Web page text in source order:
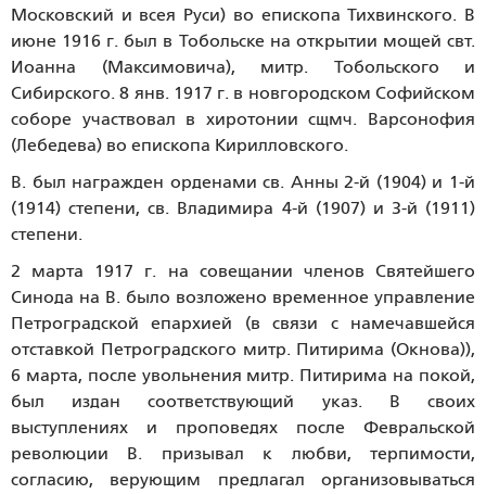
Московский и всея Руси) во епископа Тихвинского. В
июне 1916 г. был в Тобольске на открытии мощей свт.
Иоанна (Максимовича), митр. Тобольского и
Сибирского. 8 янв. 1917 г. в новгородском Софийском
соборе участвовал в хиротонии сщмч. Варсонофия
(Лебедева) во епископа Кирилловского.
В. был награжден орденами св. Анны 2-й (1904) и 1-й
(1914) степени, св. Владимира 4-й (1907) и 3-й (1911)
степени.
2 марта 1917 г. на совещании членов Святейшего
Синода на В. было возложено временное управление
Петроградской епархией (в связи с намечавшейся
отставкой Петроградского митр. Питирима (Окнова)),
6 марта, после увольнения митр. Питирима на покой,
был издан соответствующий указ. В своих
выступлениях и проповедях после Февральской
революции В. призывал к любви, терпимости,
согласию, верующим предлагал организовываться